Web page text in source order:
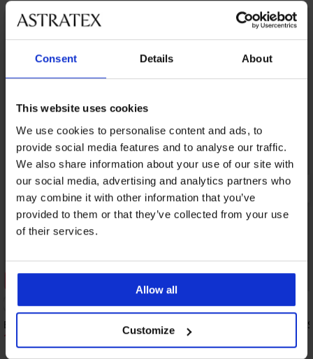
Consent Details About
This website uses cookies
We use cookies to personalise content and ads, to
provide social media features and to analyse our traffic.
We also share information about your use of our site with
our social media, advertising and analytics partners who
may combine it with other information that you’ve
provided to them or that they’ve collected from your use
of their services.
Allow all
Customize
5
Bralette PINK STORM Fizzy
14,69 €
Bralette PINK STORM